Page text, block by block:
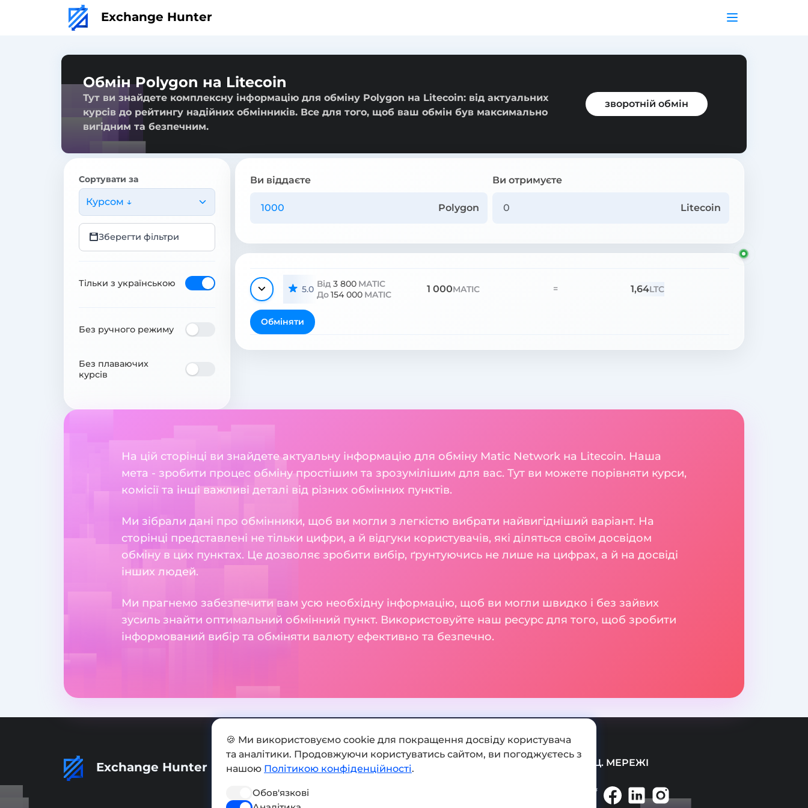
Exchange Hunter
Обмін Polygon на Litecoin
Тут ви знайдете комплексну інформацію для обміну Polygon на Litecoin: від актуальних
курсів до рейтингу надійних обмінників. Все для того, щоб ваш обмін був максимально
вигідним та безпечним.
зворотній обмін
Сортувати за
Курсом ↓
Зберегти фільтри
Тільки з українською
Без ручного режиму
Без плаваючих
курсів
Ви віддаєте
Polygon
Ви отримуєте
Litecoin
5.0 Від 3 800 MATIC
До154 000 MATIC 1 000MATIC = 1,64LTC
Обміняти
На цій сторінці ви знайдете актуальну інформацію для обміну Matic Network на Litecoin. Наша
мета - зробити процес обміну простішим та зрозумілішим для вас. Тут ви можете порівняти курси,
комісії та інші важливі деталі від різних обмінних пунктів.
Ми зібрали дані про обмінники, щоб ви могли з легкістю вибрати найвигідніший варіант. На
сторінці представлені не тільки цифри, а й відгуки користувачів, які діляться своїм досвідом
обміну в цих пунктах. Це дозволяє зробити вибір, ґрунтуючись не лише на цифрах, а й на досвіді
інших людей.
Ми прагнемо забезпечити вам усю необхідну інформацію, щоб ви могли швидко і без зайвих
зусиль знайти оптимальний обмінний пункт. Використовуйте наш ресурс для того, щоб зробити
інформований вибір та обміняти валюту ефективно та безпечно.
Exchange Hunter Додати обмінник СОЦ. МЕРЕЖІ
🍪 Ми використовуємо cookie для покращення досвіду користувача
та аналітики. Продовжуючи користуватись сайтом, ви погоджуєтесь з
нашою Політикою конфіденційності.
Обов'язкові